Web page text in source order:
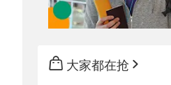
大家都在抢